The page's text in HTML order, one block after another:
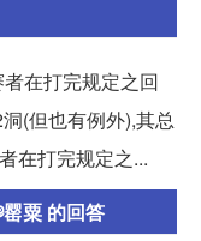
在打完规定之回
(但也有例外),其总
在打完规定之...
粟 的回答